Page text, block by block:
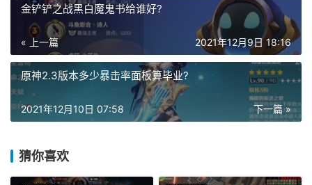
金铲铲之战黑白魔鬼书给谁好?
« 上一篇 2021年12月9日 18:16
原神2.3版本多少暴击率面板算毕业?
下一篇 »
2021年12月10日 07:58
猜你喜欢